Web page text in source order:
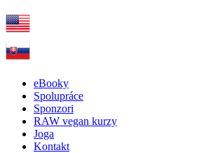
eBooky
Spolupráce
Sponzori
RAW vegan kurzy
Joga
Kontakt